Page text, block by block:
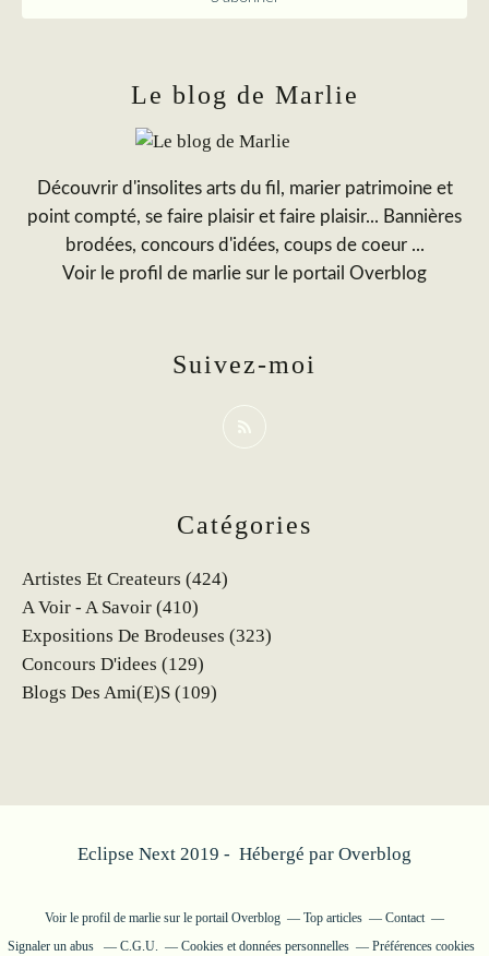
Catégories
Artistes Et Createurs (424)
A Voir - A Savoir (410)
Expositions De Brodeuses (323)
Concours D'idees (129)
Blogs Des Ami(e)s (109)
Le blog de Marlie
Découvrir d'insolites arts du fil, marier patrimoine et
point compté, se faire plaisir et faire plaisir... Bannières
brodées, concours d'idées, coups de coeur ...
Voir le profil de marlie sur le portail Overblog
Suivez-moi
Eclipse Next 2019 - Hébergé par Overblog
Voir le profil de marlie sur le portail Overblog Top articles
Contact
Signaler un abus
C.G.U. Cookies et données personnelles Préférences cookies